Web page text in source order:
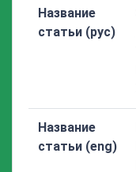
Название
статьи (рус)
Название
статьи (eng)